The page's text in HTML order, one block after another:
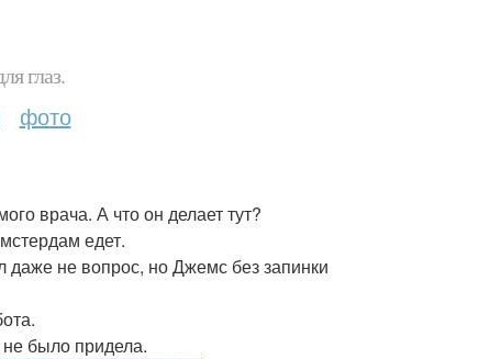
глаз.
фото
врача. А что он делает тут?
едет.
не вопрос, но Джемс без запинки
было придела.